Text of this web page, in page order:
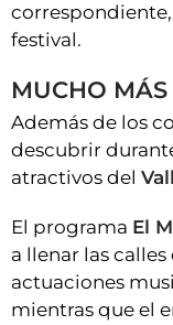
festival.
MUCHO
Además de los
descubrir
atractivos del
El programa El
a llenar las calles
actuaciones
mientras que el